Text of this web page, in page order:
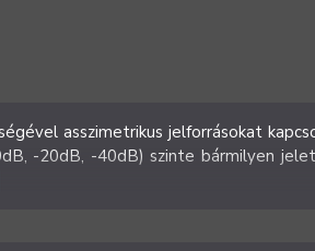
asszimetrikus jelforrásokat
-20dB, -40dB) szinte bármilyen